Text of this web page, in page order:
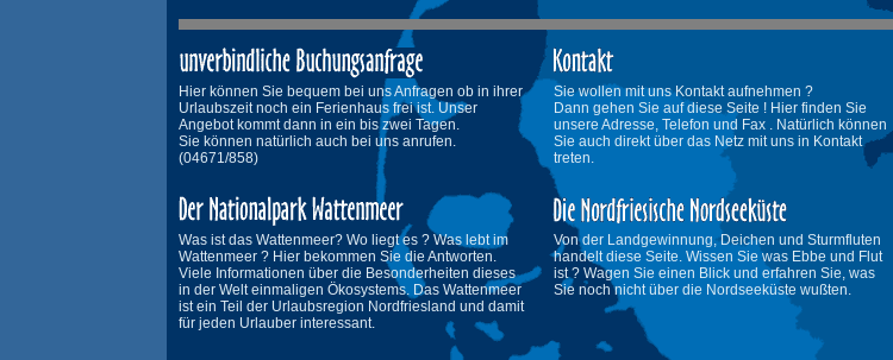
Hier können Sie bequem bei uns Anfragen ob in ihrer
Urlaubszeit noch ein Ferienhaus frei ist. Unser
Angebot kommt dann in ein bis zwei Tagen.
Sie können natürlich auch bei uns anrufen.
(04671/858)
Sie wollen mit uns Kontakt aufnehmen ?
Dann gehen Sie auf diese Seite ! Hier finden Sie
unsere Adresse, Telefon und Fax . Natürlich können
Sie auch direkt über das Netz mit uns in Kontakt
treten.
Was ist das Wattenmeer? Wo liegt es ? Was lebt im
Wattenmeer ? Hier bekommen Sie die Antworten.
Viele Informationen über die Besonderheiten dieses
in der Welt einmaligen Ökosystems. Das Wattenmeer
ist ein Teil der Urlaubsregion Nordfriesland und damit
für jeden Urlauber interessant.
Von der Landgewinnung, Deichen und Sturmfluten
handelt diese Seite. Wissen Sie was Ebbe und Flut
ist ? Wagen Sie einen Blick und erfahren Sie, was
Sie noch nicht über die Nordseeküste wußten.